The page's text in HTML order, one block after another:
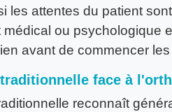
les attentes du patient
médical ou psychologique
avant de commencer
face à
reconnaît